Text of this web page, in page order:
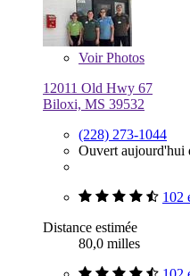
VoirPhotos
12011 Old Hwy 67
Biloxi, MS 39532
(228) 273-1044
Ouvert aujourd'hui
102
Distance estimée
80,0 milles